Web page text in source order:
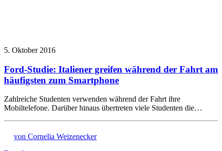
5. Oktober 2016
Ford-Studie: Italiener greifen während der Fahrt am
häufigsten zum Smartphone
Zahlreiche Studenten verwenden während der Fahrt ihre
Mobiltelefone. Darüber hinaus übertreten viele Studenten die…
von Cornelia Weizenecker